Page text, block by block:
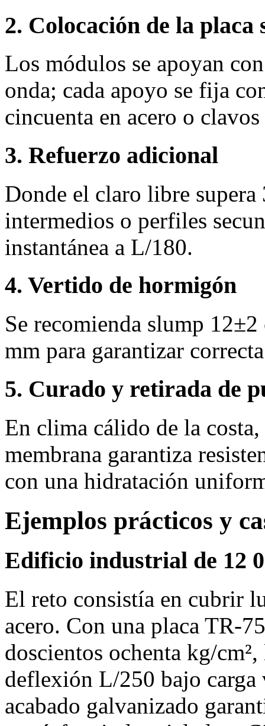
2. Colocación de la placa
Los módulos se apoyan
onda; cada apoyo se fija
cincuenta en acero o
3. Refuerzo adicional
Donde el claro libre supera
intermedios o perfiles
instantánea a L/180.
4. Vertido de hormigón
Se recomienda slump
mm para garantizar
5. Curado y retirada de
En clima cálido de la
membrana garantiza
con una hidratación
Ejemplos prácticos y
Edificio industrial de 12
El reto consistía en cubrir
acero. Con una placa
doscientos ochenta kg/
deflexión L/250 bajo
acabado galvanizado